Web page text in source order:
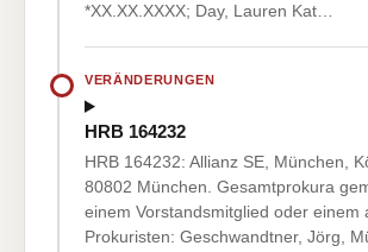
*XX.XX.XXXX; Day, Lauren Kat…
VERÄNDERUNGEN
HRB 164232
HRB 164232: Allianz SE, München,
80802 München. Gesamtprokura
einem Vorstandsmitglied oder einem
Prokuristen: Geschwandtner, Jörg,